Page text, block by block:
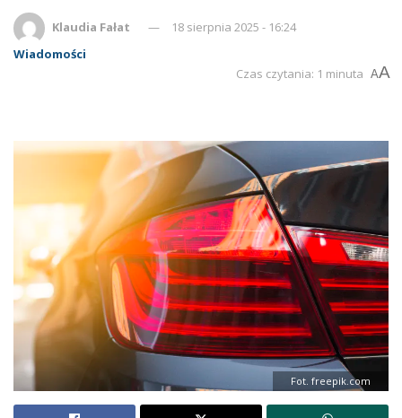
Klaudia Fałat
18 sierpnia 2025 - 16:24
Wiadomości
Czas czytania: 1 minuta AA
Fot. freepik.com